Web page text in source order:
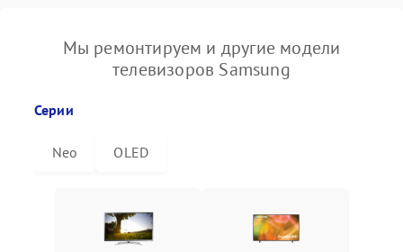
Мы ремонтируем и другие модели
телевизоров Samsung
Серии
Neo OLED